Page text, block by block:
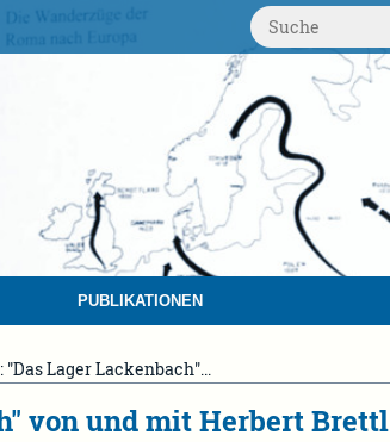
PUBLIKATIONEN
Lager Lackenbach"...
von und mit Herbert Brettl